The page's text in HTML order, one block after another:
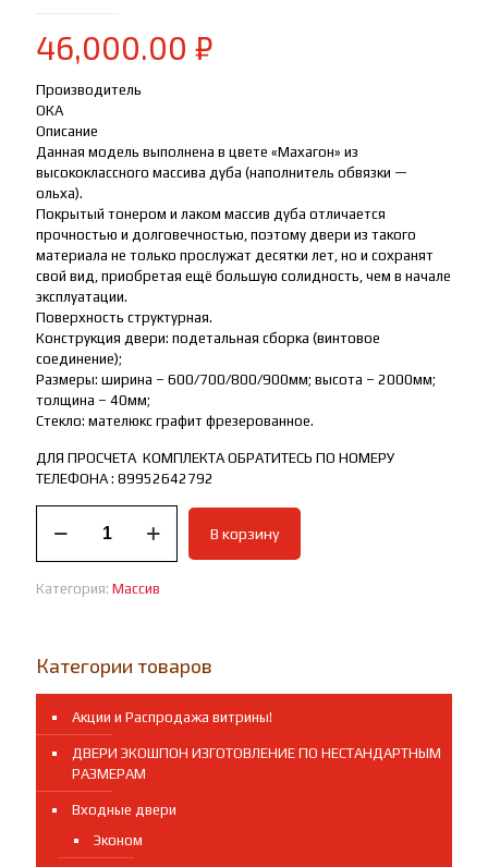
46,000.00 ₽
Производитель
ОКА
Описание
Данная модель выполнена в цвете «Махагон» из
высококлассного массива дуба (наполнитель обвязки —
ольха).
Покрытый тонером и лаком массив дуба отличается
прочностью и долговечностью, поэтому двери из такого
материала не только прослужат десятки лет, но и сохранят
свой вид, приобретая ещё большую солидность, чем в начале
эксплуатации.
Поверхность структурная.
Конструкция двери: подетальная сборка (винтовое
соединение);
Размеры: ширина – 600/700/800/900мм; высота – 2000мм;
толщина – 40мм;
Стекло: мателюкс графит фрезерованное.
ДЛЯ ПРОСЧЕТА КОМПЛЕКТА ОБРАТИТЕСЬ ПО НОМЕРУ
ТЕЛЕФОНА : 89952642792
товара
массив
махагон.
В корзину
Категория: Массив
Категории товаров
Акции и Распродажа витрины!
ДВЕРИ ЭКОШПОН ИЗГОТОВЛЕНИЕ ПО НЕСТАНДАРТНЫМ
РАЗМЕРАМ
Входные двери
Эконом